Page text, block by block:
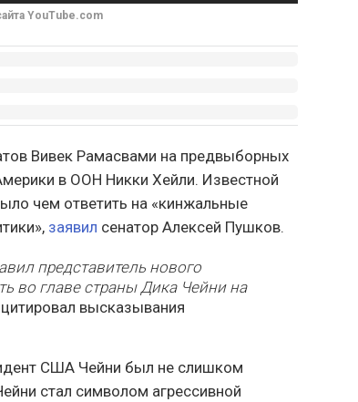
YouTube.com
Вивек Рамасвами на предвыборных
в ООН Никки Хейли. Известной
чем ответить на «кинжальные
заявил сенатор Алексей Пушков.
представитель нового
во главе страны Дика Чейни на
высказывания
США Чейни был не слишком
стал символом агрессивной